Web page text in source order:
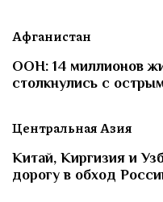
Афганистан
ООН: 14 миллионов
столкнулись с
Центральная Азия
Китай, Киргизия и
дорогу в обход